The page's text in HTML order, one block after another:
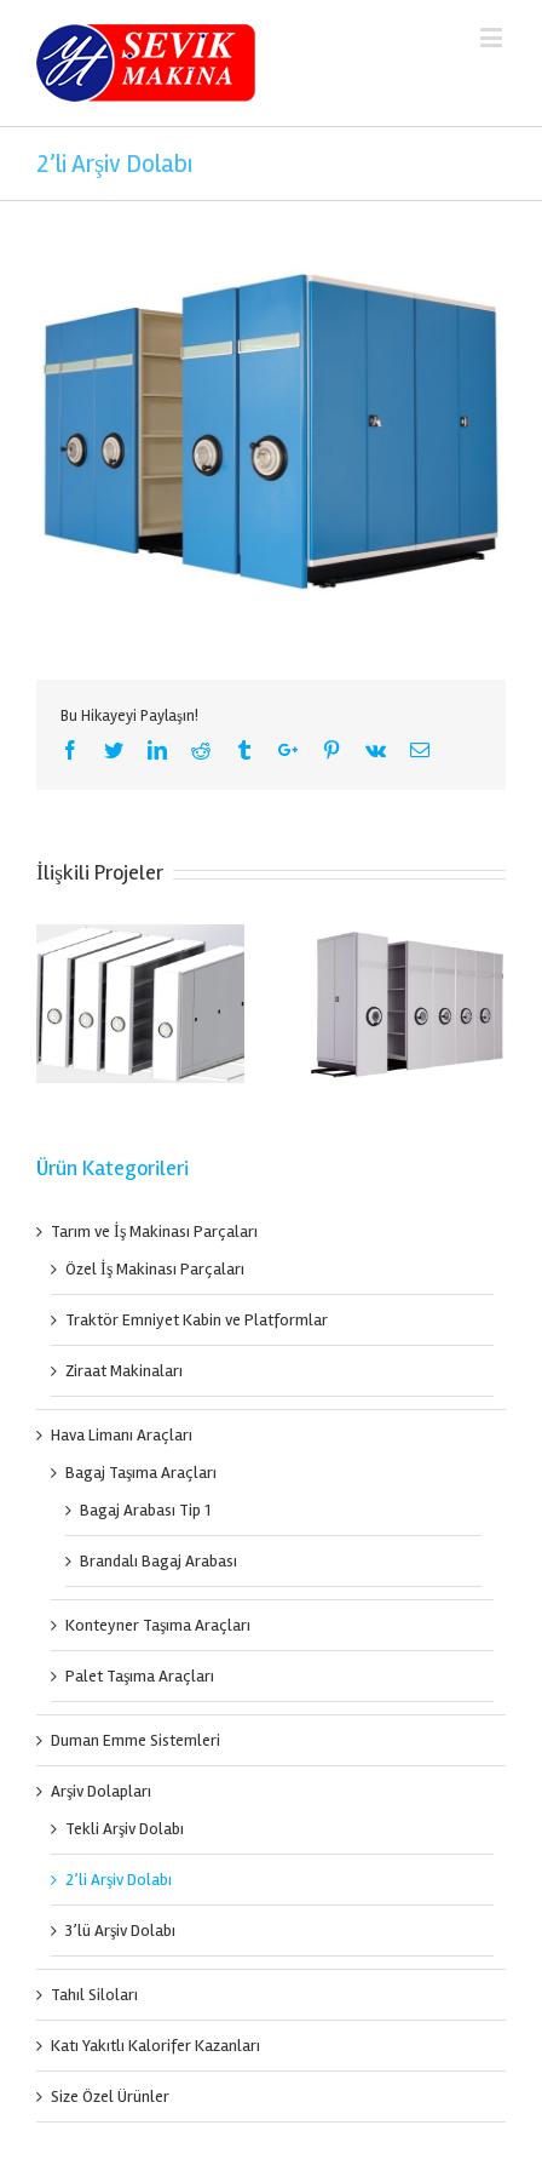
2’li Arşiv Dolabı
Bu Hikayeyi Paylaşın!
Facebook
TwitterLinkedinReddit TumblrGoogle+Pinterest
Vk Email
İlişkili Projeler
Tekli Arşiv Dolabı
Ürün Kategorileri
Tarım ve İş Makinası Parçaları
Özel İş Makinası Parçaları
Traktör Emniyet Kabin ve Platformlar
Ziraat Makinaları
Hava Limanı Araçları
Bagaj Taşıma Araçları
Bagaj Arabası Tip 1
Brandalı Bagaj Arabası
Konteyner Taşıma Araçları
Palet Taşıma Araçları
Duman Emme Sistemleri
Arşiv Dolapları
Tekli Arşiv Dolabı
2’li Arşiv Dolabı
3’lü Arşiv Dolabı
Tahıl Siloları
Katı Yakıtlı Kalorifer Kazanları
Size Özel Ürünler